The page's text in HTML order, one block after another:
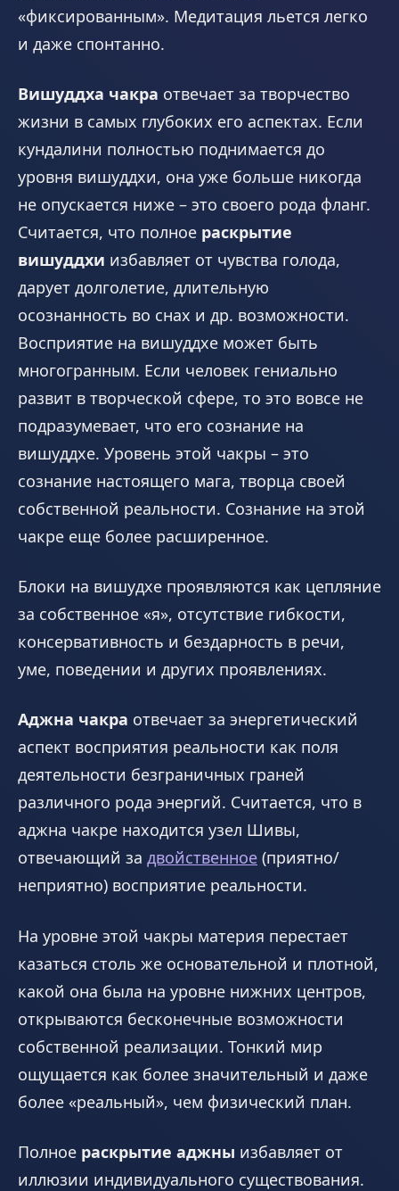
«фиксированным». Медитация льется легко
и даже спонтанно.
Вишуддха чакра отвечает за творчество
жизни в самых глубоких его аспектах. Если
кундалини полностью поднимается до
уровня вишуддхи, она уже больше никогда
не опускается ниже – это своего рода фланг.
Считается, что полное раскрытие
вишуддхи избавляет от чувства голода,
дарует долголетие, длительную
осознанность во снах и др. возможности.
Восприятие на вишуддхе может быть
многогранным. Если человек гениально
развит в творческой сфере, то это вовсе не
подразумевает, что его сознание на
вишуддхе. Уровень этой чакры – это
сознание настоящего мага, творца своей
собственной реальности. Сознание на этой
чакре еще более расширенное.
Блоки на вишудхе проявляются как цепляние
за собственное «я», отсутствие гибкости,
консервативность и бездарность в речи,
уме, поведении и других проявлениях.
Аджна чакра отвечает за энергетический
аспект восприятия реальности как поля
деятельности безграничных граней
различного рода энергий. Считается, что в
аджна чакре находится узел Шивы,
отвечающий за двойственное (приятно/
неприятно) восприятие реальности.
На уровне этой чакры материя перестает
казаться столь же основательной и плотной,
какой она была на уровне нижних центров,
открываются бесконечные возможности
собственной реализации. Тонкий мир
ощущается как более значительный и даже
более «реальный», чем физический план.
Полное раскрытие аджны избавляет от
иллюзии индивидуального существования.